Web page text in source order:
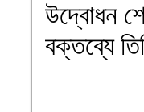
উদ্বোধন
বক্তব্যে